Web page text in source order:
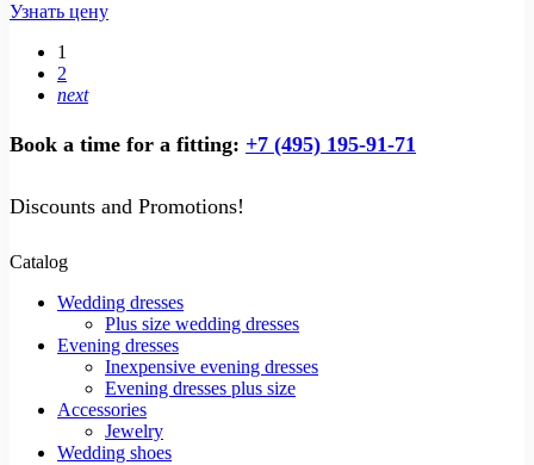
Узнать цену
1
2
next
Book a time for a fitting: +7 (495) 195-91-71
Discounts and Promotions!
Catalog
Wedding dresses
Plus size wedding dresses
Evening dresses
Inexpensive evening dresses
Evening dresses plus size
Accessories
Jewelry
Wedding shoes